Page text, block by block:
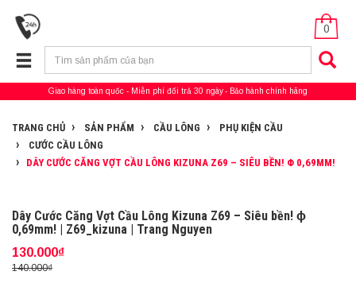
0
Giao hàng toàn quốc Miễn phí đổi trả 30 ngày Bảo hành chính hãng
TRANG CHỦ SẢN PHẨM CẦU LÔNG
PHỤ KIỆN CẦU
CƯỚC CẦU LÔNG
DÂY CƯỚC CĂNG VỢT CẦU LÔNG KIZUNA Z69 – SIÊU BỀN! Φ 0,69MM!
Dây Cước Căng Vợt Cầu Lông Kizuna Z69 – Siêu bền! ϕ
0,69mm! | Z69_kizuna | Trang Nguyen
130.000₫
140.000₫